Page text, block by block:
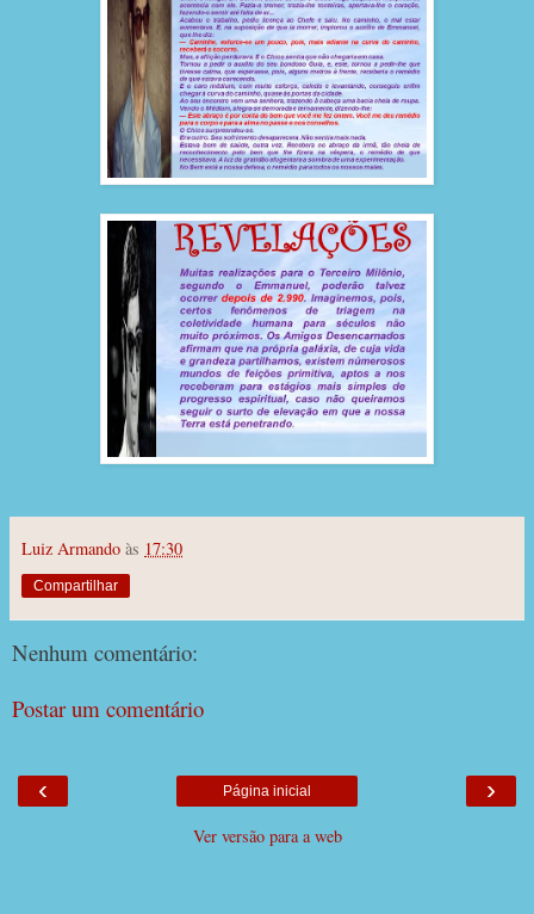
Luiz Armando às 17:30
Compartilhar
Nenhum comentário:
Postar um comentário
‹ ›
Página inicial
Ver versão para a web